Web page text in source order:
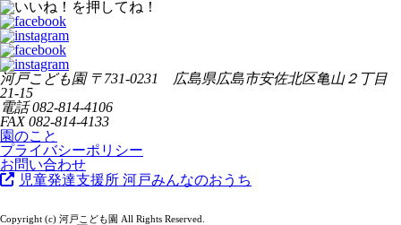
河戸こども園〒731-0231 広島県広島市安佐北区亀山２丁目
21-15
電話082-814-4106
FAX082-814-4133
園のこと
プライバシーポリシー
お問い合わせ
児童発達支援所 河戸みんなのおうち
Copyright (c) 河戸こども園 All Rights Reserved.